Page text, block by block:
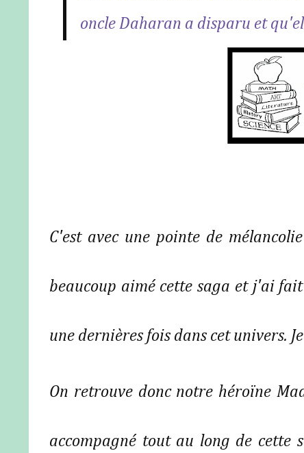
oncle Daharan a disparu et
C'est avec une pointe de
beaucoup aimé cette saga et j'ai
une dernières fois dans cet univers.
On retrouve donc notre héroïne
accompagné tout au long de cette